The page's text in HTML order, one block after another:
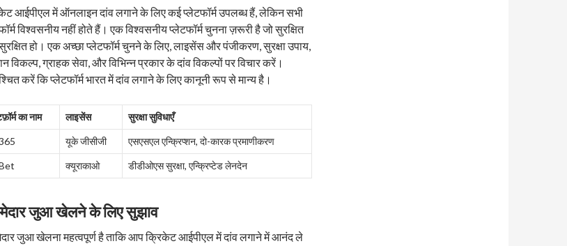
आईपीएल में ऑनलाइन दांव लगाने के लिए कई प्लेटफॉर्म उपलब्ध हैं, लेकिन सभी
विश्वसनीय नहीं होते हैं। एक विश्वसनीय प्लेटफॉर्म चुनना ज़रूरी है जो सुरक्षित
हो। एक अच्छा प्लेटफॉर्म चुनने के लिए, लाइसेंस और पंजीकरण, सुरक्षा उपाय,
विकल्प, ग्राहक सेवा, और विभिन्न प्रकार के दांव विकल्पों पर विचार करें।
करें कि प्लेटफॉर्म भारत में दांव लगाने के लिए कानूनी रूप से मान्य है।
का नाम लाइसेंस सुरक्षा सुविधाएँ
यूके जीसीजी एसएसएल एन्क्रिप्शन, दो-कारक प्रमाणीकरण
क्यूराकाओ डीडीओएस सुरक्षा, एन्क्रिप्टेड लेनदेन
जुआ खेलने के लिए सुझाव
जुआ खेलना महत्वपूर्ण है ताकि आप क्रिकेट आईपीएल में दांव लगाने में आनंद ले